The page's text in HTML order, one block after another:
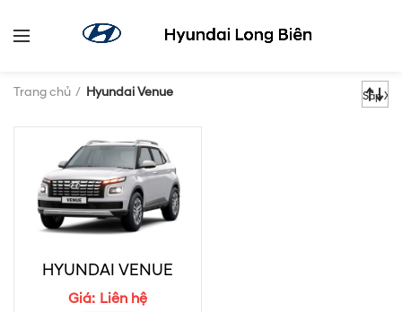
Trang chủ Hyundai Venue
HYUNDAI VENUE
Giá: Liên hệ